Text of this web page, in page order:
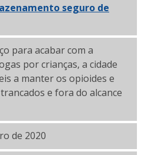
seguro de
para acabar com a
por crianças, a cidade
a manter os opioides e
e fora do alcance
de 2020